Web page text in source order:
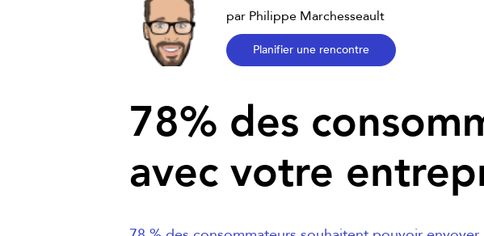
par Philippe Marchesseault
Planifier une rencontre
78% des
avec votre